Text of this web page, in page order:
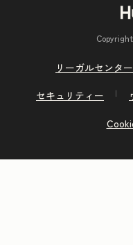
リーガルセンター
セキュリティー